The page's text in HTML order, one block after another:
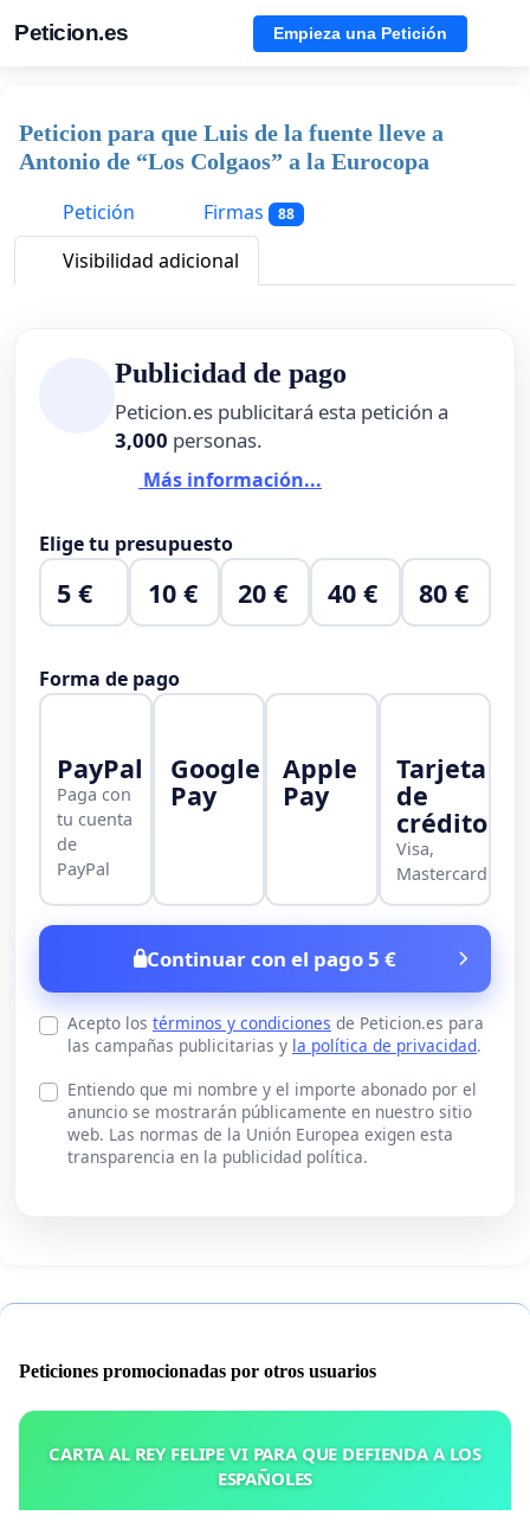
Peticion.es Empieza una Petición
Peticion para que Luis de la fuente lleve a
Antonio de “Los Colgaos” a la Eurocopa
Petición
Firmas 88
Visibilidad adicional
Publicidad de pago
Peticion.es publicitará esta petición a
3,000 personas.
Más información...
Elige tu presupuesto
5 € 10 € 20 € 40 € 80 €
Forma de pago
PayPal
Paga con
tu cuenta
de
PayPal
Google
Pay
Apple
Pay
Tarjeta
de
crédito
Visa,
Mastercard
Continuar con el pago 5 €
Acepto los términos y condiciones de Peticion.es para
las campañas publicitarias y la política de privacidad.
Entiendo que mi nombre y el importe abonado por el
anuncio se mostrarán públicamente en nuestro sitio
web. Las normas de la Unión Europea exigen esta
transparencia en la publicidad política.
Peticiones promocionadas por otros usuarios
CARTA AL REY FELIPE VI PARA QUE DEFIENDA A LOS
ESPAÑOLES